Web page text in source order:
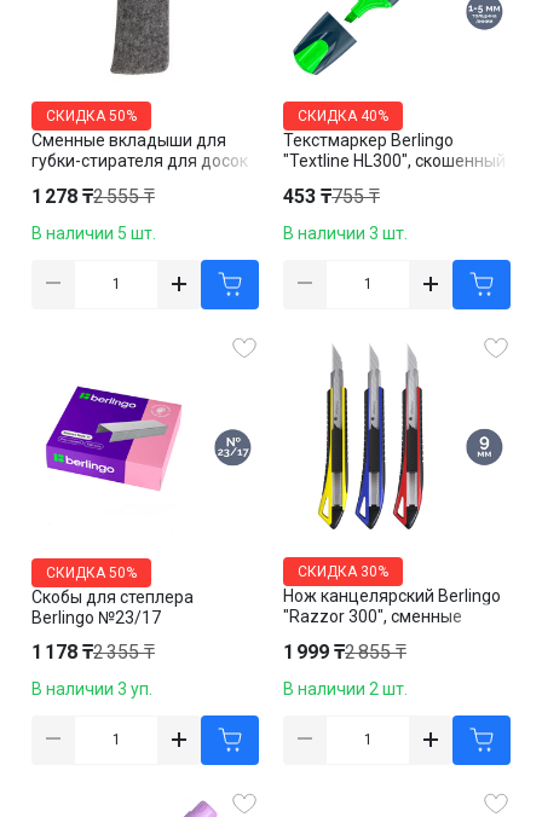
Сменные вкладыши для
губки-стирателя для досок
56*149 мм, 10 шт. в
упаковке
СКИДКА 50%
1 278 ₸2 555 ₸
В наличии 5 шт.
Текстмаркер Berlingo
"Textline HL300", скошенный
зеленый, цена за штуку
СКИДКА 40%
453 ₸755 ₸
В наличии 3 шт.
Скобы для степлера
Berlingo №23/17
СКИДКА 50%
1 178 ₸2 355 ₸
В наличии 3 уп.
Нож канцелярский Berlingo
"Razzor 300", сменные
СКИДКА 30%
1 999 ₸2 855 ₸
В наличии 2 шт.